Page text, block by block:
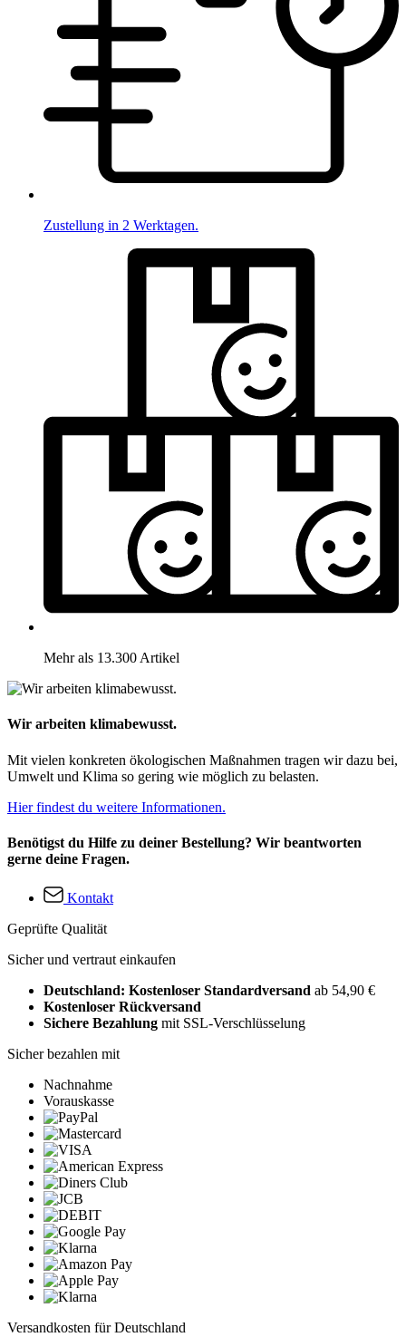
Zustellung in 2 Werktagen.
Mehr als 13.300 Artikel
Wir arbeiten klimabewusst.
Mit vielen konkreten ökologischen Maßnahmen tragen wir dazu bei,
Umwelt und Klima so gering wie möglich zu belasten.
Hier findest du weitere Informationen.
Benötigst du Hilfe zu deiner Bestellung? Wir beantworten
gerne deine Fragen.
Kontakt
Geprüfte Qualität
Sicher und vertraut einkaufen
Deutschland: Kostenloser Standardversand ab 54,90 €
Kostenloser Rückversand
Sichere Bezahlung mit SSL-Verschlüsselung
Sicher bezahlen mit
Nachnahme
Vorauskasse
Versandkosten für Deutschland